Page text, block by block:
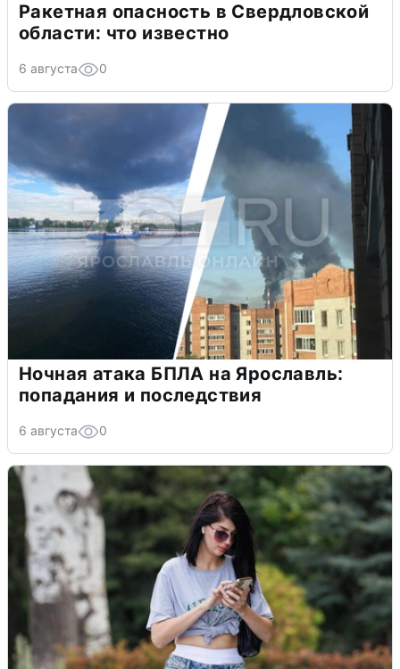
Ракетная опасность в Свердловской
области: что известно
6 августа 0
Ночная атака БПЛА на Ярославль:
попадания и последствия
6 августа 0